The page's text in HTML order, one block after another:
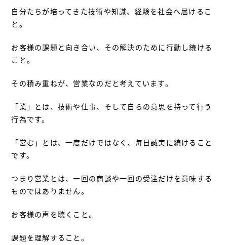
自分たちが培ってきた技術や知識、経験を社会へ届けるこ
と。
お客様の課題と向き合い、その解決のために行動し続ける
こと。
その積み重ねが、営業なのだと考えています。
「業」とは、技術や仕事、そして自らの意思を持って行う
行為です。
「営む」とは、一度だけではなく、毎日誠実に続けること
です。
つまり営業とは、一回の商談や一回の受注だけを意味する
ものではありません。
お客様の声を聴くこと。
課題を理解すること。